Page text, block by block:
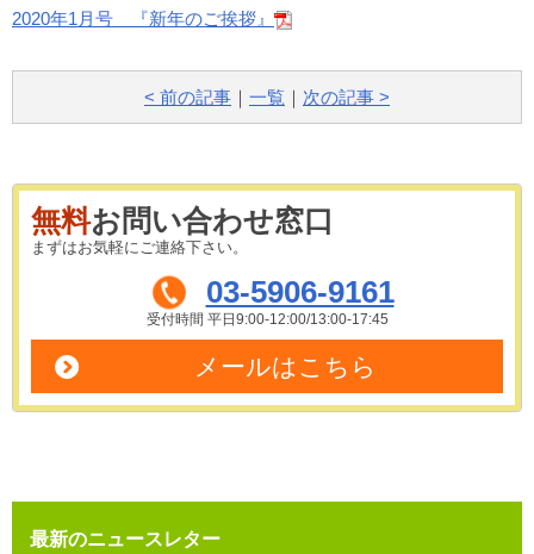
2020年1月号 『新年のご挨拶』
< 前の記事 ｜ 一覧 ｜ 次の記事 >
無料お問い合わせ窓口
まずはお気軽にご連絡下さい。
03-5906-9161
受付時間 平日9:00-12:00/13:00-17:45
メールはこちら
最新のニュースレター